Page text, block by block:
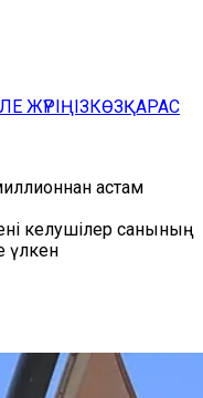
ЖҮРІҢІЗКӨЗҚАРАС
астам
келушілер санының
үлкен